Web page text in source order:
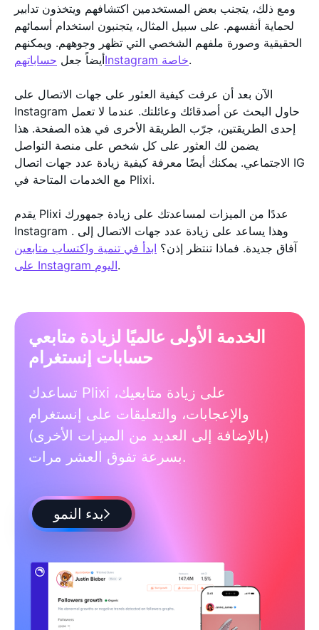
ومع ذلك، يتجنب بعض المستخدمين اكتشافهم ويتخذون تدابير
لحماية أنفسهم. على سبيل المثال، يتجنبون استخدام أسمائهم
الحقيقية وصورة ملفهم الشخصي التي تظهر وجوههم. ويمكنهم
أيضاً جعل
حساباتهمInstagram خاصة.
الآن بعد أن عرفت كيفية العثور على جهات الاتصال على
Instagram حاول البحث عن أصدقائك وعائلتك. عندما لا تعمل
إحدى الطريقتين، جرّب الطريقة الأخرى في هذه الصفحة. هذا
يضمن لك العثور على كل شخص على منصة التواصل
الاجتماعي. يمكنك أيضًا معرفة كيفية زيادة عدد جهات اتصال IG
مع الخدمات المتاحة في Plixi.
يقدم Plixi عددًا من الميزات لمساعدتك على زيادة جمهورك
Instagram . وهذا يساعد على زيادة عدد جهات الاتصال إلى
آفاق جديدة. فماذا تنتظر إذن؟ ابدأ في تنمية واكتساب متابعين
على Instagram اليوم.
الخدمة الأولى عالميًا لزيادة متابعي
حسابات إنستغرام
تساعدك Plixi على زيادة متابعيك،
والإعجابات، والتعليقات على إنستغرام
(بالإضافة إلى العديد من الميزات الأخرى)
بسرعة تفوق العشر مرات.
بدء النمو